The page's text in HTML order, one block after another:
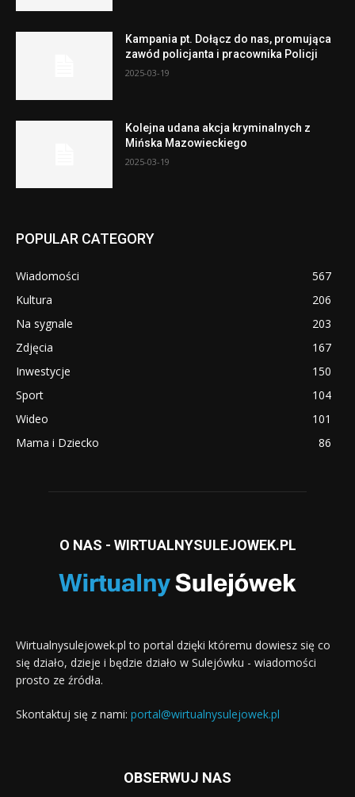
Kampania pt. Dołącz do nas, promująca
zawód policjanta i pracownika Policji
2025-03-19
Kolejna udana akcja kryminalnych z
Mińska Mazowieckiego
2025-03-19
POPULAR CATEGORY
Wiadomości
567
Kultura
206
Na sygnale
203
Zdjęcia
167
Inwestycje
150
Sport
104
Wideo
101
Mama i Dziecko
86
O NAS - WIRTUALNYSULEJOWEK.PL
Wirtualnysulejowek.pl to portal dzięki któremu dowiesz się co
się działo, dzieje i będzie działo w Sulejówku - wiadomości
prosto ze źródła.
Skontaktuj się z nami: portal@wirtualnysulejowek.pl
OBSERWUJ NAS